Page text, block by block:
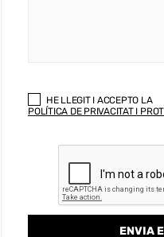
HE LLEGIT I ACCEPTO LA
POLÍTICA DE PRIVACITAT I